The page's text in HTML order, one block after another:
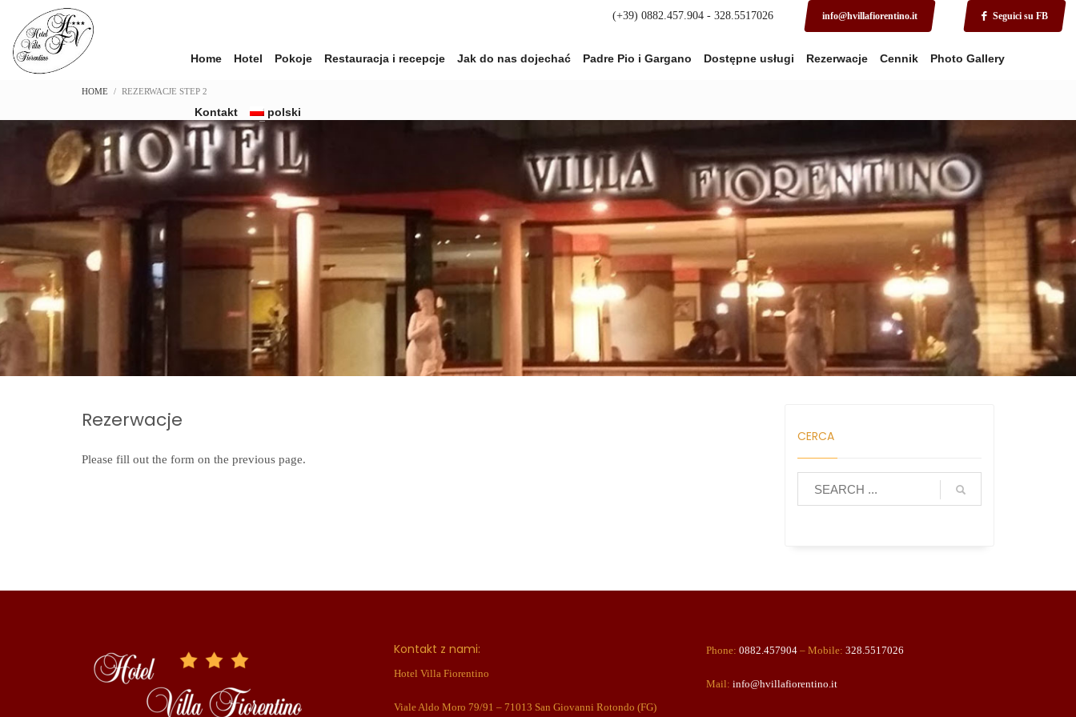
Home Hotel Pokoje Restauracja i recepcje Jak do nas dojechać Padre Pio i Gargano Dostępne usługi Rezerwacje Cennik Photo Gallery
Kontakt polski
(+39) 0882.457.904 - 328.5517026 info@hvillafiorentino.it Seguici su FB
HOME REZERWACJE STEP 2
Rezerwacje
Please fill out the form on the previous page.
CERCA
Kontakt z nami:
Hotel Villa Fiorentino
Viale Aldo Moro 79/91 – 71013 San Giovanni Rotondo (FG)
Phone: 0882.457904 – Mobile: 328.5517026
Mail: info@hvillafiorentino.it